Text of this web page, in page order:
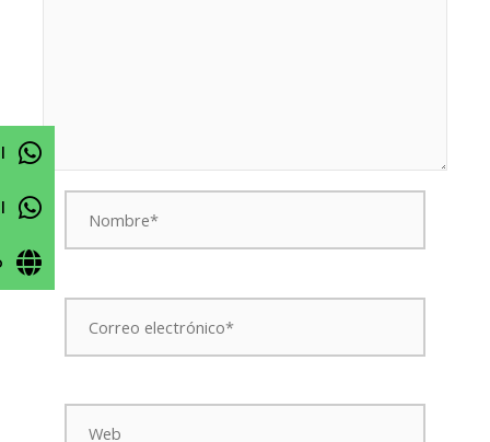
Nombre*
Correo
electrónico*
Web